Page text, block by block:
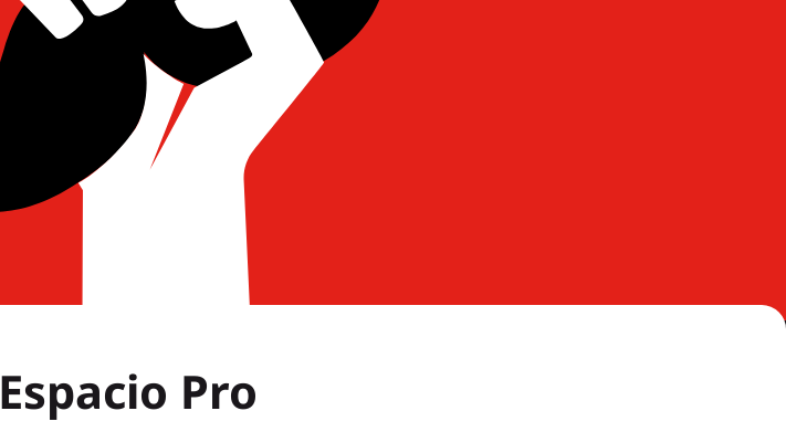
Espacio Pro